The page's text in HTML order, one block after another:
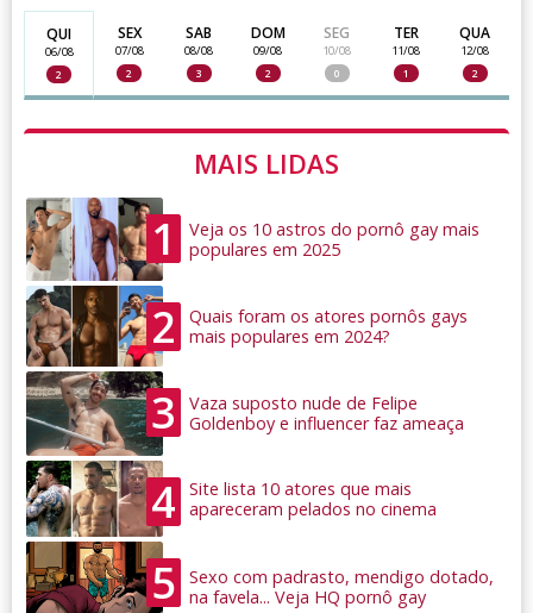
QUI
06/08
2
SEX
07/08
2
SAB
08/08
3
DOM
09/08
2
SEG
10/08
0
TER
11/08
1
QUA
12/08
2
MAIS LIDAS
1
Veja os 10 astros do pornô gay mais
populares em 2025
2
Quais foram os atores pornôs gays
mais populares em 2024?
3
Vaza suposto nude de Felipe
Goldenboy e influencer faz ameaça
4
Site lista 10 atores que mais
apareceram pelados no cinema
5
Sexo com padrasto, mendigo dotado,
na favela... Veja HQ pornô gay